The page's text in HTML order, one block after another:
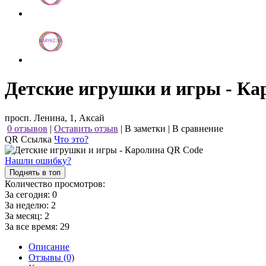
Детские игрушки и игры -
просп. Ленина, 1, Аксай
0 отзывов | Оставить отзыв | В заметки | В сравнение
QR Ссылка Что это?
Нашли ошибку?
Поднять в топ
Количество просмотров:
За сегодня: 0
За неделю: 2
За месяц: 2
За все время: 29
Описание
Отзывы (0)